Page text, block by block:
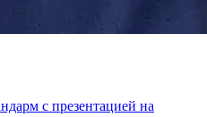
с презентацией на